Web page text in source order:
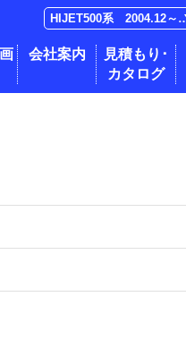
会社案内
見積もり･
カタログ